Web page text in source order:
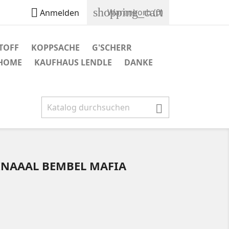
 Anmelden shopping_cart
Warenkorb(0)
KOPPSACHE
G'SCHERR
KAUFHAUS LENDLE
DANKE

BEMBEL MAFIA